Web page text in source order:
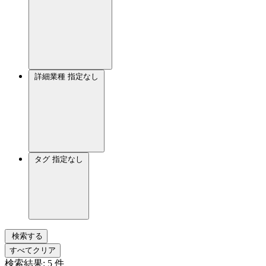
詳細業種 指定なし
タグ 指定なし
検索する
すべてクリア
検索結果: 5 件